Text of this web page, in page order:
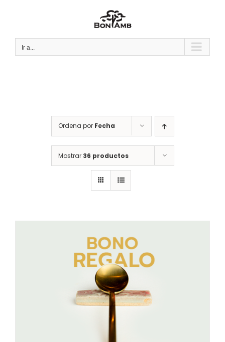
Ir a...
Ordena por Fecha
Mostrar 36 productos